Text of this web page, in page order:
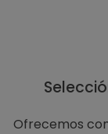
Ofrecemos